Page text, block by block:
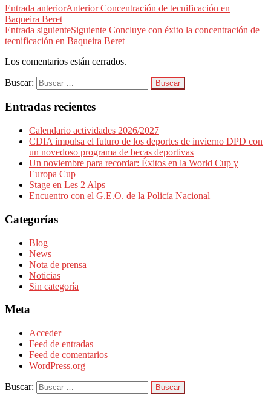
Entrada anteriorAnterior Concentración de tecnificación en
Baqueira Beret
Entrada siguienteSiguiente Concluye con éxito la concentración de
tecnificación en Baqueira Beret
Los comentarios están cerrados.
Buscar:
Entradas recientes
Calendario actividades 2026/2027
CDIA impulsa el futuro de los deportes de invierno DPD con
un novedoso programa de becas deportivas
Un noviembre para recordar: Éxitos en la World Cup y
Europa Cup
Stage en Les 2 Alps
Encuentro con el G.E.O. de la Policía Nacional
Categorías
Blog
News
Nota de prensa
Noticias
Sin categoría
Meta
Acceder
Feed de entradas
Feed de comentarios
WordPress.org
Buscar: